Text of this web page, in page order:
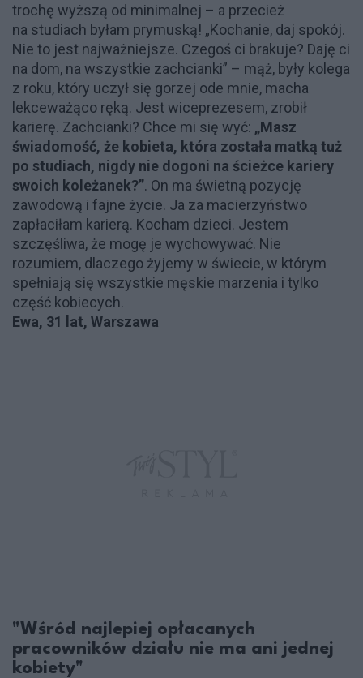
trochę wyższą od minimalnej – a przecież
na studiach byłam prymuską! „Kochanie, daj spokój.
Nie to jest najważniejsze. Czegoś ci brakuje? Daję ci
na dom, na wszystkie zachcianki” – mąż, były kolega
z roku, który uczył się gorzej ode mnie, macha
lekceważąco ręką. Jest wiceprezesem, zrobił
karierę. Zachcianki? Chce mi się wyć: „Masz
świadomość, że kobieta, która została matką tuż
po studiach, nigdy nie dogoni na ścieżce kariery
swoich koleżanek?”. On ma świetną pozycję
zawodową i fajne życie. Ja za macierzyństwo
zapłaciłam karierą. Kocham dzieci. Jestem
szczęśliwa, że mogę je wychowywać. Nie
rozumiem, dlaczego żyjemy w świecie, w którym
spełniają się wszystkie męskie marzenia i tylko
część kobiecych.
Ewa, 31 lat, Warszawa
"Wśród najlepiej opłacanych
pracowników działu nie ma ani jednej
kobiety"